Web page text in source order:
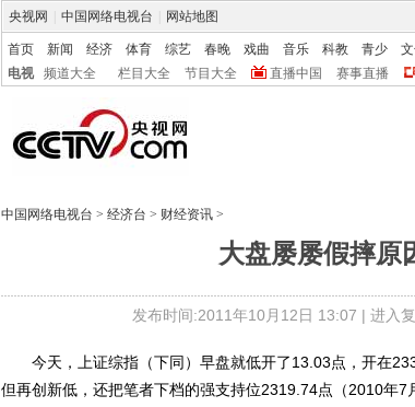
央视网 中国网络电视台 网站地图
首页 新闻 经济 体育 综艺 春晚 戏曲 音乐 科教 青少
电视
频道大全 栏目大全 节目大全 直播中国 赛事直播
中国网络电视台 > 经济台 > 财经资讯 >
大盘屡屡假摔原
发布时间:2011年10月12日 13:07 | 进入
今天，上证综指（下同）早盘就低开了13.03点，开在
但再创新低，还把笔者下档的强支持位2319.74点（2010年